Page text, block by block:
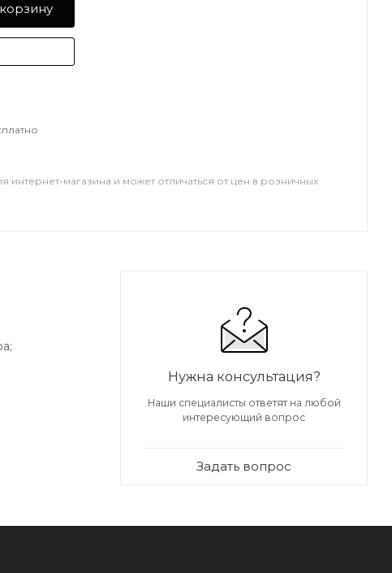
интернет-магазина и может отличаться от цен в розничных
и 75
имеется
Нужна консультация?
Наши специалисты ответят на любой
интересующий вопрос
Задать вопрос